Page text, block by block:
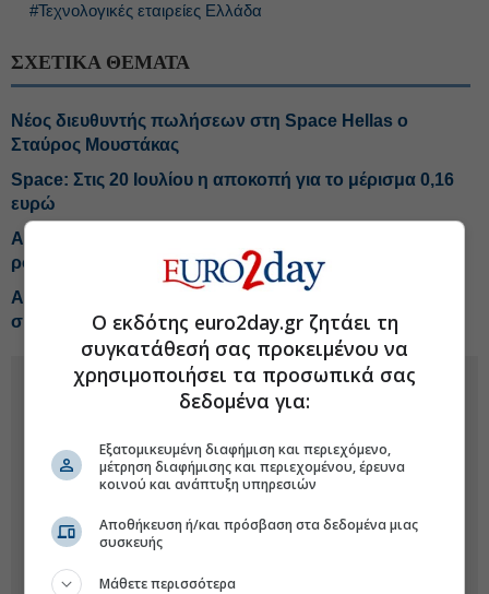
#Τεχνολογικές εταιρείες Ελλάδα
ΣΧΕΤΙΚΑ ΘΕΜΑΤΑ
Νέος διευθυντής πωλήσεων στη Space Hellas ο
Σταύρος Μουστάκας
Space: Στις 20 Ιουλίου η αποκοπή για το μέρισμα 0,16
ευρώ
Αμανατίδης (ΕΥΑΘ): Θα ανταποκριθούμε στο νέο μας
ρόλο, εγκρίθηκε μέρισμα 0,0746 ευρώ
ALTUS-LSA: Ανοίγει νέο κεφάλαιο μέσω της
συνεργασίας με τη Shield AI
Ο εκδότης euro2day.gr ζητάει τη
συγκατάθεσή σας προκειμένου να
χρησιμοποιήσει τα προσωπικά σας
δεδομένα για:
Εξατομικευμένη διαφήμιση και περιεχόμενο,
μέτρηση διαφήμισης και περιεχομένου, έρευνα
κοινού και ανάπτυξη υπηρεσιών
Αποθήκευση ή/και πρόσβαση στα δεδομένα μιας
συσκευής
Μάθετε περισσότερα